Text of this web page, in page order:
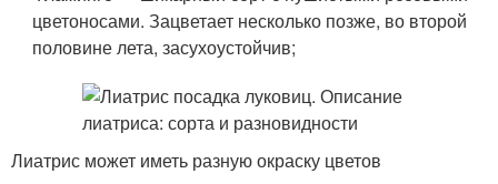
цветоносами. Зацветает несколько позже, во второй
половине лета, засухоустойчив;
Лиатрис может иметь разную окраску цветов